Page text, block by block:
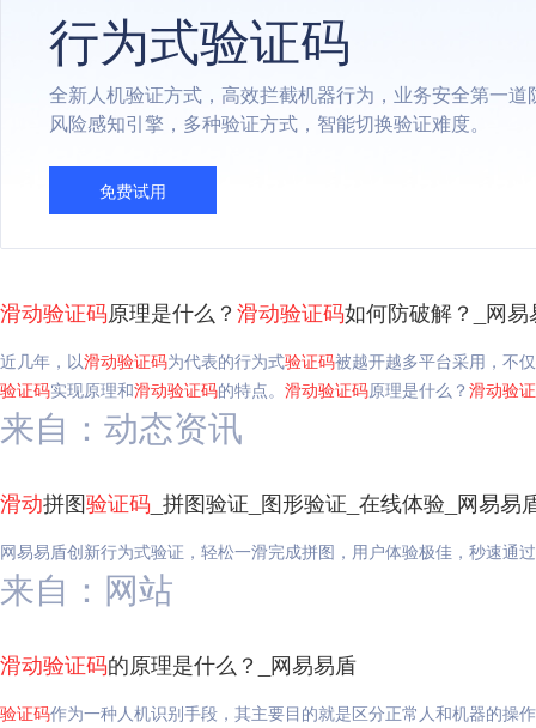
行为式验证码
全新人机验证方式，高效拦截机器行为，业务安全第一道
风险感知引擎，多种验证方式，智能切换验证难度。
免费试用
滑动验证码原理是什么？滑动验证码如何防破解？_网易
近几年，以滑动验证码为代表的行为式验证码被越开越多平台采用，不
验证码实现原理和滑动验证码的特点。 滑动验证码原理是什么？ 滑动验
来自：动态资讯
滑动拼图验证码 _拼图验证_图形验证_在线体验_网易易
网易易盾创新行为式验证，轻松一滑完成拼图，用户体验极佳，秒速通
来自：网站
滑动验证码的原理是什么？_网易易盾
验证码作为一种人机识别手段，其主要目的就是区分正常人和机器的操